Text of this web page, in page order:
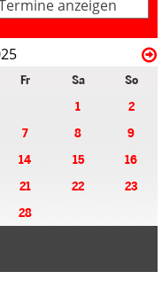
anzeigen
Fr Sa
So
1
2
7 8
9
14 15
16
21 22
23
28